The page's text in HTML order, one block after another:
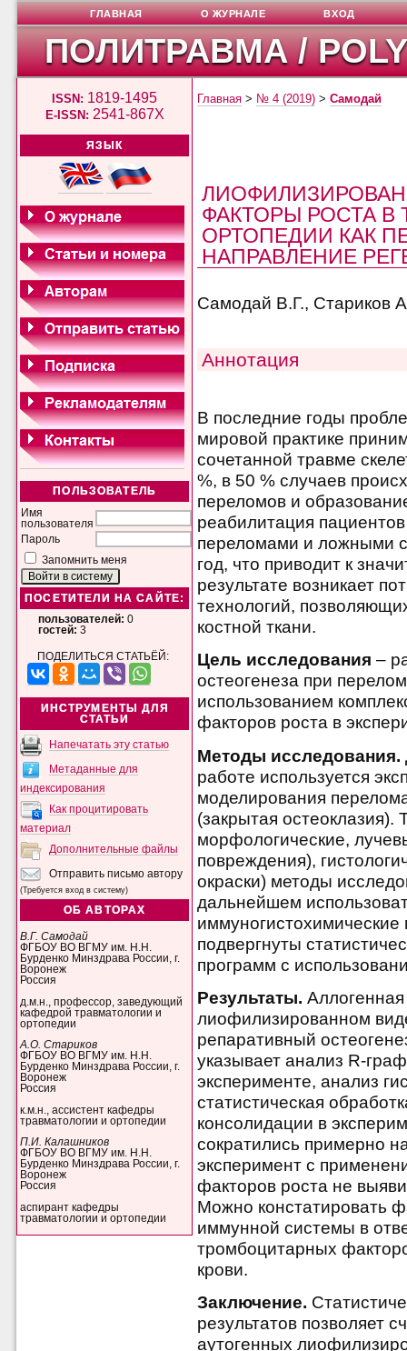
ПОЛИТРАВМА /
ISSN: 1819-1495
E-ISSN: 2541-867X
ЯЗЫК
ПОЛЬЗОВАТЕЛЬ
Имя
пользователя
Пароль
Запомнить меня
ПОСЕТИТЕЛИ НА САЙТЕ:
пользователей: 0
гостей: 3
ПОДЕЛИТЬСЯ СТАТЬЁЙ:
ИНСТРУМЕНТЫ ДЛЯ
СТАТЬИ
Напечатать эту статью
Метаданные для
индексирования
Как процитировать
материал
Дополнительные файлы
Отправить письмо автору
(Требуется вход в систему)
ОБ АВТОРАХ
В.Г. Самодай
ФГБОУ ВО ВГМУ им. Н.Н.
Бурденко Минздрава России, г.
Воронеж
Россия
д.м.н., профессор, заведующий
кафедрой травматологии и
ортопедии
А.О. Стариков
ФГБОУ ВО ВГМУ им. Н.Н.
Бурденко Минздрава России, г.
Воронеж
Россия
к.м.н., ассистент кафедры
травматологии и ортопедии
П.И. Калашников
ФГБОУ ВО ВГМУ им. Н.Н.
Бурденко Минздрава России, г.
Воронеж
Россия
аспирант кафедры
травматологии и ортопедии
ГЛАВНАЯ О ЖУРНАЛЕ ВХОД
Главная > № 4 (2019) >Самодай
ФАКТОРЫ РОСТА В
ОРТОПЕДИИ КАК
НАПРАВЛЕНИЕ
Самодай В.Г., Стариков
Аннотация
В последние годы
мировой практике
сочетанной травме
%, в 50 % случаев
переломов и
реабилитация
переломами и ложными
год, что приводит к
результате возникает
технологий,
костной ткани.
Цель исследования –
остеогенеза при
использованием
факторов роста в
Методы исследования.
работе используется
моделирования
(закрытая остеоклазия).
морфологические,
повреждения),
окраски) методы
дальнейшем
подвергнуты
программ с
Результаты.
лиофилизированном
репаративный
указывает анализ R-
эксперименте, анализ
статистическая
консолидации в
сократились примерно
эксперимент с
факторов роста не
Можно констатировать
иммунной системы в
тромбоцитарных
крови.
Заключение.
результатов позволяет
аутогенных